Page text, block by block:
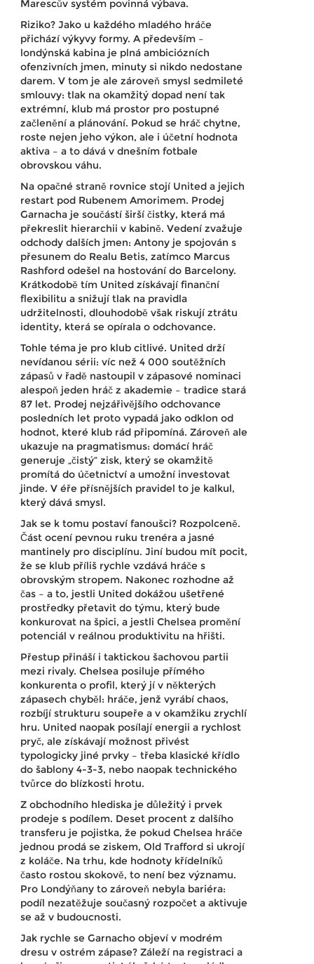
Marescův systém povinná výbava.
Riziko? Jako u každého mladého hráče
přichází výkyvy formy. A především –
londýnská kabina je plná ambiciózních
ofenzivních jmen, minuty si nikdo nedostane
darem. V tom je ale zároveň smysl sedmileté
smlouvy: tlak na okamžitý dopad není tak
extrémní, klub má prostor pro postupné
začlenění a plánování. Pokud se hráč chytne,
roste nejen jeho výkon, ale i účetní hodnota
aktiva – a to dává v dnešním fotbale
obrovskou váhu.
Na opačné straně rovnice stojí United a jejich
restart pod Rubenem Amorimem. Prodej
Garnacha je součástí širší čistky, která má
překreslit hierarchii v kabině. Vedení zvažuje
odchody dalších jmen: Antony je spojován s
přesunem do Realu Betis, zatímco Marcus
Rashford odešel na hostování do Barcelony.
Krátkodobě tím United získávají finanční
flexibilitu a snižují tlak na pravidla
udržitelnosti, dlouhodobě však riskují ztrátu
identity, která se opírala o odchovance.
Tohle téma je pro klub citlivé. United drží
nevídanou sérii: víc než 4 000 soutěžních
zápasů v řadě nastoupil v zápasové nominaci
alespoň jeden hráč z akademie – tradice stará
87 let. Prodej nejzářivějšího odchovance
posledních let proto vypadá jako odklon od
hodnot, které klub rád připomíná. Zároveň ale
ukazuje na pragmatismus: domácí hráč
generuje „čistý“ zisk, který se okamžitě
promítá do účetnictví a umožní investovat
jinde. V éře přísnějších pravidel to je kalkul,
který dává smysl.
Jak se k tomu postaví fanoušci? Rozpolceně.
Část ocení pevnou ruku trenéra a jasné
mantinely pro disciplínu. Jiní budou mít pocit,
že se klub příliš rychle vzdává hráče s
obrovským stropem. Nakonec rozhodne až
čas – a to, jestli United dokážou ušetřené
prostředky přetavit do týmu, který bude
konkurovat na špici, a jestli Chelsea promění
potenciál v reálnou produktivitu na hřišti.
Přestup přináší i taktickou šachovou partii
mezi rivaly. Chelsea posiluje přímého
konkurenta o profil, který jí v některých
zápasech chyběl: hráče, jenž vyrábí chaos,
rozbíjí strukturu soupeře a v okamžiku zrychlí
hru. United naopak posílají energii a rychlost
pryč, ale získávají možnost přivést
typologicky jiné prvky – třeba klasické křídlo
do šablony 4-3-3, nebo naopak technického
tvůrce do blízkosti hrotu.
Z obchodního hlediska je důležitý i prvek
prodeje s podílem. Deset procent z dalšího
transferu je pojistka, že pokud Chelsea hráče
jednou prodá se ziskem, Old Trafford si ukrojí
z koláče. Na trhu, kde hodnoty křídelníků
často rostou skokově, to není bez významu.
Pro Londýňany to zároveň nebyla bariéra:
podíl nezatěžuje současný rozpočet a aktivuje
se až v budoucnosti.
Jak rychle se Garnacho objeví v modrém
dresu v ostrém zápase? Záleží na registraci a